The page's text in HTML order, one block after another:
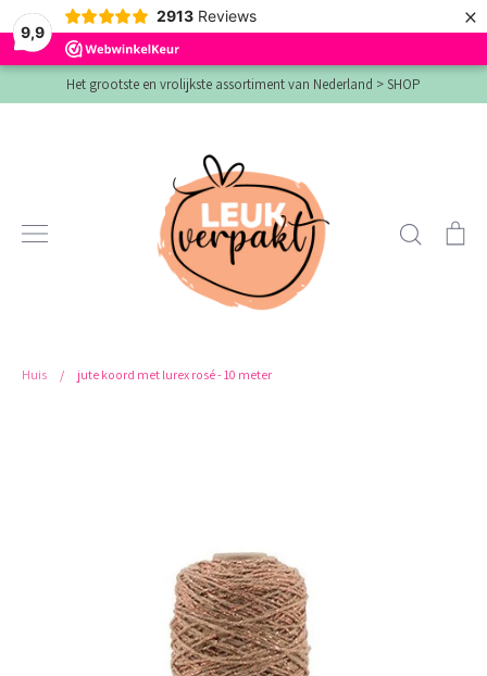
9,9
2913 Reviews ×
Verder
naar
Het grootste en vrolijkste assortiment van Nederland > SHOP
Zoeken
Huis / jute koord met lurex rosé - 10 meter